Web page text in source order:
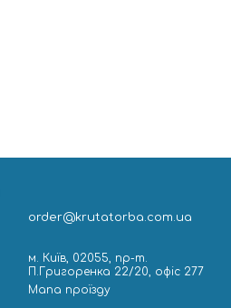
order@krutatorba.com.ua
м. Київ, 02055, пр-т.
П.Григоренка 22/20, офіс 277
Мапа проїзду